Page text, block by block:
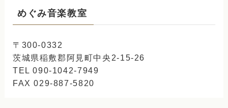
めぐみ音楽教室
〒300-0332
茨城県稲敷郡阿見町中央2-15-26
TEL 090-1042-7949
FAX 029-887-5820